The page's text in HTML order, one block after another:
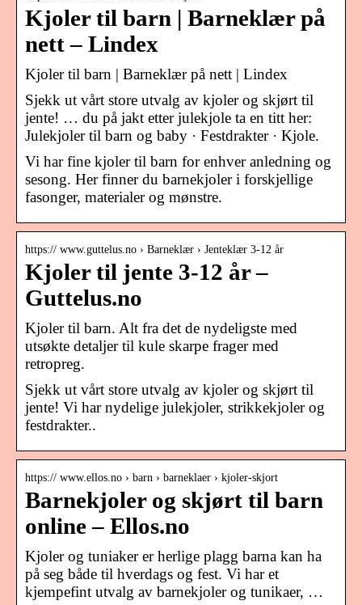
Kjoler til barn | Barneklær på
nett – Lindex
Kjoler til barn | Barneklær på nett | Lindex
Sjekk ut vårt store utvalg av kjoler og skjørt til
jente! … du på jakt etter julekjole ta en titt her:
Julekjoler til barn og baby · Festdrakter · Kjole.
Vi har fine kjoler til barn for enhver anledning og
sesong. Her finner du barnekjoler i forskjellige
fasonger, materialer og mønstre.
https:// www.guttelus.no › Barneklær › Jenteklær 3-12 år
Kjoler til jente 3-12 år –
Guttelus.no
Kjoler til barn. Alt fra det de nydeligste med
utsøkte detaljer til kule skarpe frager med
retropreg.
Sjekk ut vårt store utvalg av kjoler og skjørt til
jente! Vi har nydelige julekjoler, strikkekjoler og
festdrakter..
https:// www.ellos.no › barn › barneklaer › kjoler-skjort
Barnekjoler og skjørt til barn
online – Ellos.no
Kjoler og tuniaker er herlige plagg barna kan ha
på seg både til hverdags og fest. Vi har et
kjempefint utvalg av barnekjoler og tunikaer, …